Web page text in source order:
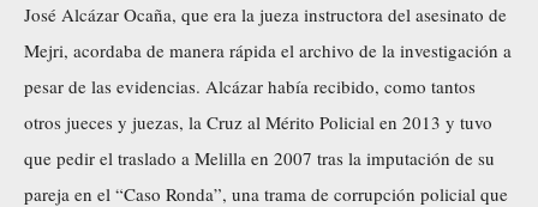
José Alcázar Ocaña, que era la jueza instructora del asesinato de
Mejri, acordaba de manera rápida el archivo de la investigación a
pesar de las evidencias. Alcázar había recibido, como tantos
otros jueces y juezas, la Cruz al Mérito Policial en 2013 y tuvo
que pedir el traslado a Melilla en 2007 tras la imputación de su
pareja en el “Caso Ronda”, una trama de corrupción policial que